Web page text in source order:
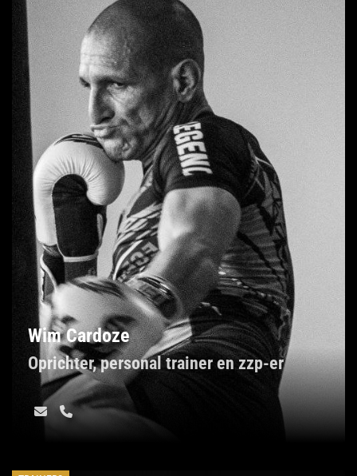
Wim Cardoze
Oprichter, personal trainer en zzp-er